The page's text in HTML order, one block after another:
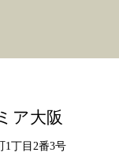
ア大阪
丁目2番3号